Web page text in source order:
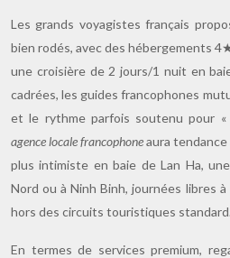
Les grands voyagistes français
bien rodés, avec des hébergements
une croisière de 2 jours/1 nuit en
cadrées, les guides francophones
et le rythme parfois soutenu pour «
agence locale francophoneaura
plus intimiste en baie de Lan Ha,
Nord ou à Ninh Binh, journées libres
hors des circuits touristiques standard.
En termes de services premium,